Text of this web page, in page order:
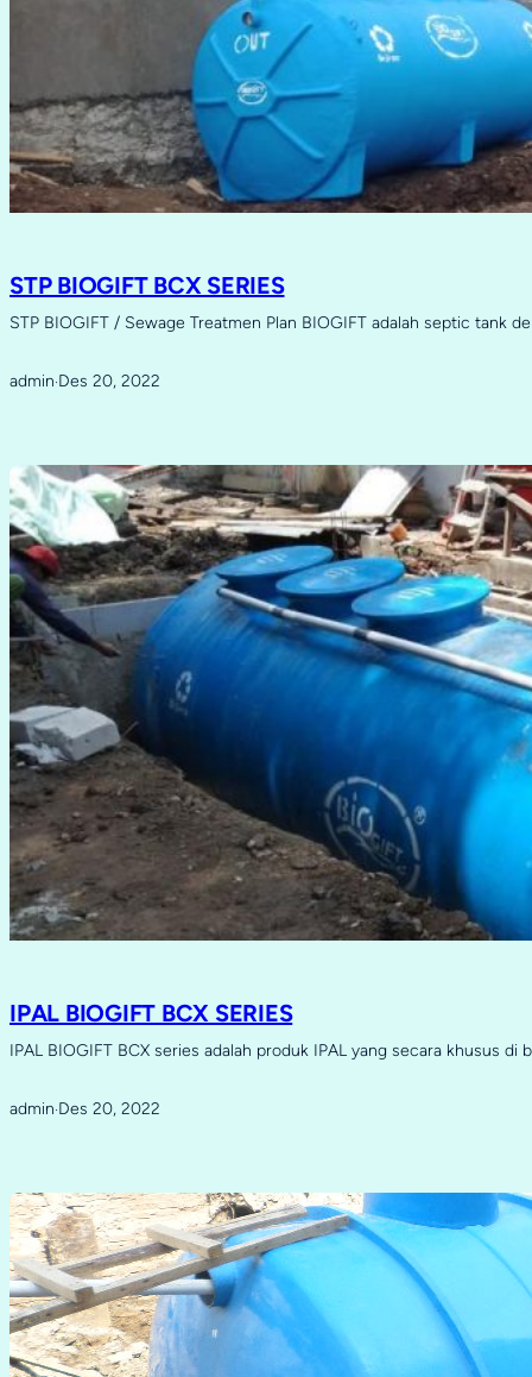
STP BIOGIFT BCX SERIES
STP BIOGIFT / Sewage Treatmen Plan BIOGIFT adalah septic tank
admin·Des 20, 2022
IPAL BIOGIFT BCX SERIES
IPAL BIOGIFT BCX series adalah produk IPAL yang secara khusus di
admin·Des 20, 2022